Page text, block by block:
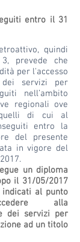
entro il 31
quindi
prevede che
per l'accesso
servizi per
nell’ambito
regionali ove
di cui al
entro la
del presente
in vigore del
un diploma
il 31/05/2017
al punto
alla
dei servizi per
ad un titolo